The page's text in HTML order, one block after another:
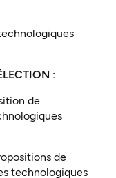
:
de
de
technologiques